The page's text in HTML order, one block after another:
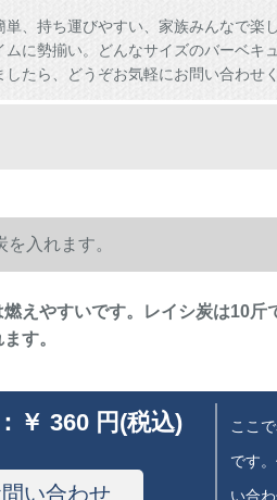
単、持ち運びやすい、家族みんなで楽
ムに勢揃い。どんなサイズのバーベキ
したら、どうぞお気軽にお問い合わせ
入れます。
えやすいです。レイシ炭は10斤
す。
￥ 360 円(税込)
い合わせ
ここ
です
い合